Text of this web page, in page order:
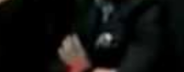
ceremonias, speaker, un el cómico de “Jaén,
La evolución del perfil del community
Proyectos culturales y redes sociales.
La importancia de un contenido de
El espectacular crecimiento de la